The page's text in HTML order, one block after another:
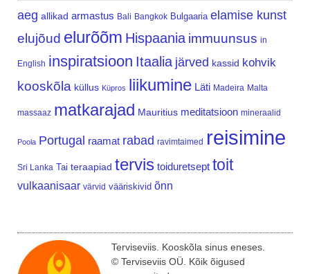
aeg allikad armastus Bali Bangkok Bulgaaria elamise kunst
elujõud elurõõm Hispaania immuunsus in
English inspiratsioon Itaalia järved kassid kohvik
kooskõla küllus Küpros liikumine Läti Madeira Malta
massaaz matkarajad Mauritius meditatsioon mineraalid
Poola Portugal raamat rabad ravimtaimed reisimine
Sri Lanka Tai teraapiad tervis toiduretsept toit
vulkaanisaar värvid vääriskivid õnn
Terviseviis. Kooskõla sinus eneses.
© Terviseviis OÜ. Kõik õigused